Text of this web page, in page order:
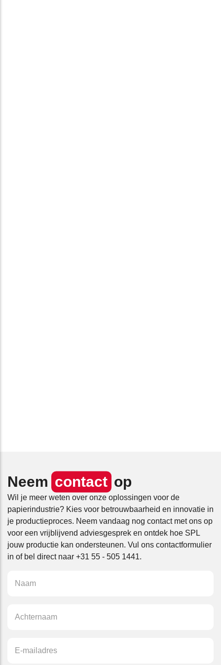
Neem contact op
Wil je meer weten over onze oplossingen voor de
papierindustrie? Kies voor betrouwbaarheid en innovatie in
je productieproces. Neem vandaag nog contact met ons op
voor een vrijblijvend adviesgesprek en ontdek hoe SPL
jouw productie kan ondersteunen. Vul ons contactformulier
in of bel direct naar +31 55 - 505 1441.